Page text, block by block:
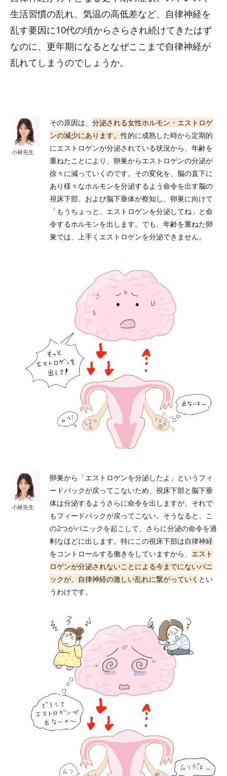
生活習慣の乱れ、気温の高低差など、自律神経を
乱す要因に10代の頃からさらされ続けてきたはず
なのに、更年期になるとなぜここまで自律神経が
乱れてしまうのでしょうか。
小林先生
その原因は、分泌される女性ホルモン・エストロゲ
ンの減少にあります。性的に成熟した時から定期的
にエストロゲンが分泌されている状況から、年齢を
重ねたことにより、卵巣からエストロゲンの分泌が
徐々に減っていくのです。その変化を、脳の直下に
あり様々なホルモンを分泌するよう命令を出す脳の
視床下部、および脳下垂体が察知し、卵巣に向けて
「もうちょっと、エストロゲンを分泌してね」と命
令するホルモンを出します。でも、年齢を重ねた卵
巣では、上手くエストロゲンを分泌できません。
小林先生
卵巣から「エストロゲンを分泌したよ」というフィ
ードバックが戻ってこないため、視床下部と脳下垂
体は分泌するようさらに命令を出しますが、それで
もフィードバックが戻ってこない。そうなると、こ
の2つがパニックを起こして、さらに分泌の命令を過
剰なほどに出します。特にこの視床下部は自律神経
をコントロールする働きをしていますから、 エスト
ロゲンが分泌されないことによる今までにないパニ
ックが、自律神経の激しい乱れに繋がっていく とい
うわけです。